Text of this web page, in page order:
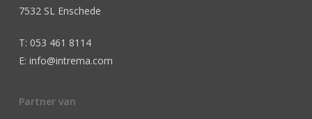
7532 SL Enschede
T: 053 461 8114
E: info@intrema.com
Partner van